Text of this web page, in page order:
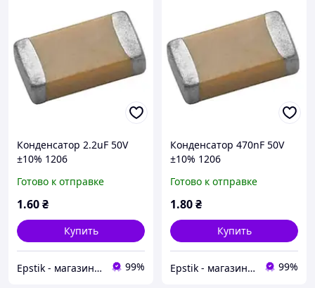
Конденсатор 2.2uF 50V
±10% 1206
Готово к отправке
1.60₴
Купить
Epstik - магазин радиокомпонентов 99%
Конденсатор 470nF 50V
±10% 1206
Готово к отправке
1.80₴
Купить
Epstik - магазин радиокомпонентов 99%